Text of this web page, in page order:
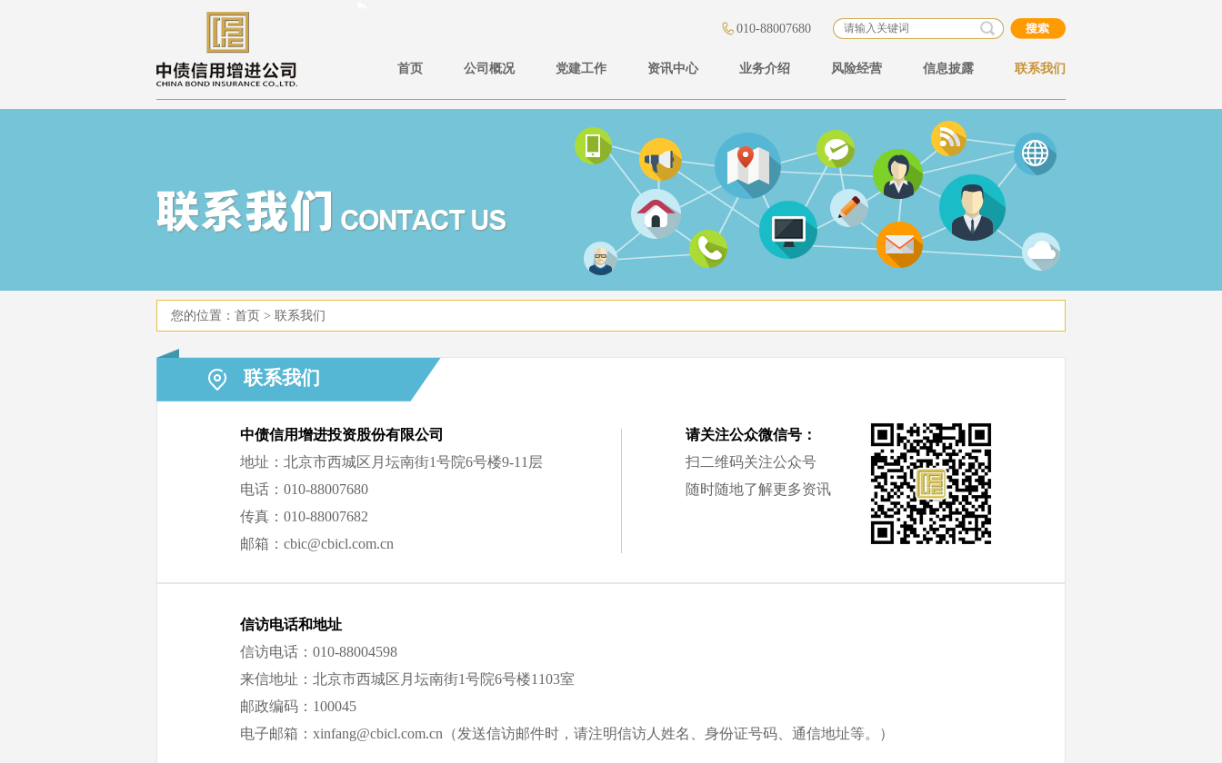
首页 公司概况 党建工作 资讯中心 业务介绍 风险经营 信息披露 联系我们
010-88007680
您的位置： 首页 > 联系我们
联系我们
中债信用增进投资股份有限公司
地址：北京市西城区月坛南街1号院6号楼9-11层
电话：010-88007680
传真：010-88007682
邮箱：cbic@cbicl.com.cn
请关注公众微信号：
扫二维码关注公众号
随时随地了解更多资讯
信访电话和地址
信访电话：010-88004598
来信地址：北京市西城区月坛南街1号院6号楼1103室
邮政编码：100045
电子邮箱：xinfang@cbicl.com.cn（发送信访邮件时，请注明信访人姓名、身份证号码、通信地址等。）